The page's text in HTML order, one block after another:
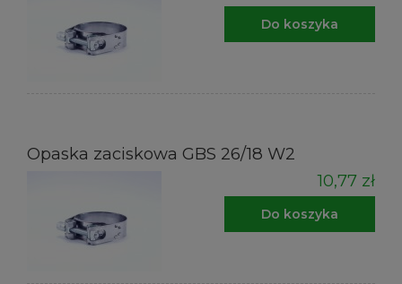
Do koszyka
Opaska zaciskowa GBS 26/18 W2
10,77 zł
Do koszyka